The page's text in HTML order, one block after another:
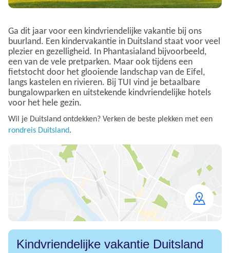
Ga dit jaar voor een kindvriendelijke vakantie bij ons
buurland. Een kindervakantie in Duitsland staat voor veel
plezier en gezelligheid. In Phantasialand bijvoorbeeld,
een van de vele pretparken. Maar ook tijdens een
fietstocht door het glooiende landschap van de Eifel,
langs kastelen en rivieren. Bij TUI vind je betaalbare
bungalowparken en uitstekende kindvriendelijke hotels
voor het hele gezin.
Wil je Duitsland ontdekken? Verken de beste plekken met een
rondreis Duitsland.
map
Kindvriendelijke vakantie Duitsland